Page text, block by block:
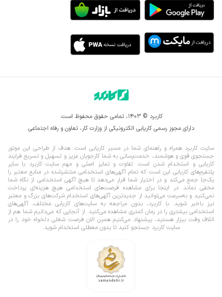
کاربرد © ۱۴۰۳، تمامی حقوق محفوظ است.
دارای مجوز رسمی کاریابی الکترونیکی از وزارت کار، تعاون و رفاه اجتماعی
سایت کاربرد همراه و راهنمای شما در مسیر کاریابی است. هدف از طراحی این موتور
جستجوی قوی و هوشمند، خدمت‌رسانی به شما کارجویان عزیز و تسهیل و تسریع فرایند
کاریابی و استخدام شدن است. تفاوت و تمایز اصلی و مهم سایت کاربرد با سایر
پلتفرم‌های کاریابی این است که تمام آگهی‌های استخدامی منتشرشده در منابع معتبر را
یک‌‌جا جمع می‌کند و در اختیار شما قرار می‌‌‌دهد تا هیچ آگهی استخدامی از نگاه شما
مخفی نماند.در اینجا برای مشاهده فرصت‌های استخدامی هیچ هزینه‌ای پرداخت
نمی‌کنید و به‌سرعت می‌توانید از جدیدترین آگهی‌های استخدام شرکت‌های بزرگ و معتبر
نیز باخبر شوید. با کاربرد، بدون مراجعه به سایت‌های کاریابی مختلف، آگهی‌های
استخدامی بیشتری را در زمان کمتری مشاهده می‌کنید. از آنجایی که می‌دانیم شما هم از
اتلاف وقت بیزار هستید، پیشنهاد می‌کنیم همین الان فرصت شغلی دلخواه خود را در
سایت کاربرد جستجو کنید تا بدون معطلی استخدام شوید.